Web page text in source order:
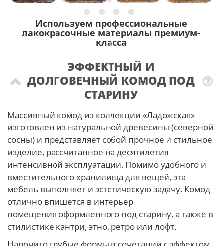
Используем профессиональные
лакокрасочные материалы премиум-
класса
ЭФФЕКТНЫЙ И
ДОЛГОВЕЧНЫЙ КОМОД ПОД
СТАРИНУ
Массивный комод из коллекции «Ладожская»
изготовлен из натуральной древесины (северной
сосны) и представляет собой прочное и стильное
изделие, рассчитанное на десятилетия
интенсивной эксплуатации. Помимо удобного и
вместительного хранилища для вещей, эта
мебель выполняет и эстетическую задачу. Комод
отлично впишется в интерьер
помещения оформленного под старину, а также в
стилистике кантри, этно, ретро или лофт.
Нарочито грубые формы в сочетании с эффектом